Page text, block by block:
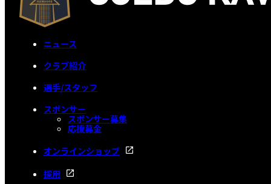
ニュース
クラブ紹介
選手/スタッフ
スポンサー
スポンサー募集
応援募金
オンラインショップ
採用